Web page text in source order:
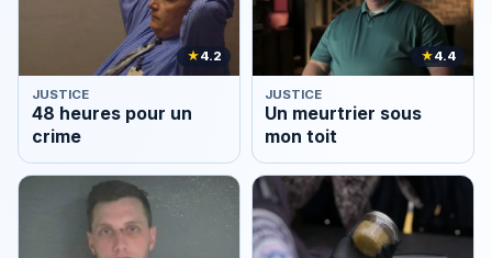
★4.2
JUSTICE
48 heures pour un
crime
★4.4
JUSTICE
Un meurtrier sous
mon toit